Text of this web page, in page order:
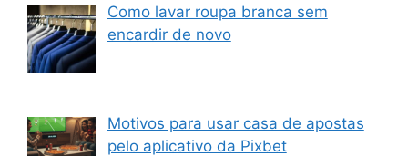
Como lavar roupa branca sem
encardir de novo
Motivos para usar casa de apostas
pelo aplicativo da Pixbet